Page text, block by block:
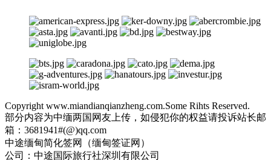
Copyright www.miandianqianzheng.com.Some Rihts Reserved.
部分内容为中缅两国网友上传，如侵犯你的权益请投诉站长邮
箱：3681941#(@)qq.com
中途缅甸简化签网（缅甸签证网）
公司：中途国际旅行社深圳有限公司